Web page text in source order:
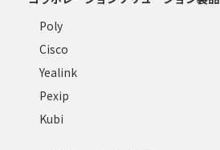
Poly
Cisco
Yealink
Pexip
Kubi